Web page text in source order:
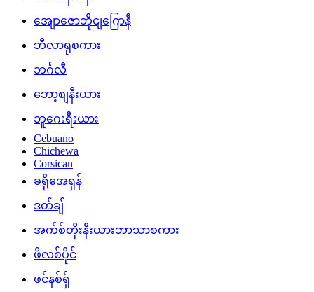
အျောဇောဘိုငျဂြောနီ
ဘီလာရုစကား
ဘင်္ဂလီ
ဘော့စျနီးယား
ဘူဂေးရီးယား
Cebuano
Chichewa
Corsican
ခရိုအေရှန်
ဒတ်ချ်
အက်စ်တိုးနီးယားဘာသာစကား
ဖိလစ်ပိုင်
ဖင်နစ်ရှ်